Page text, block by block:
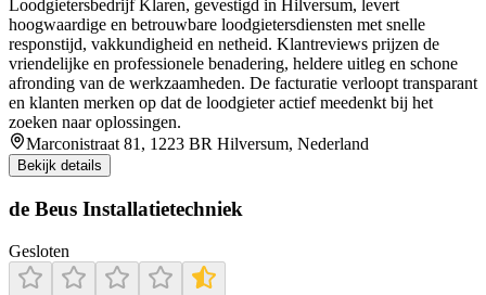
Loodgietersbedrijf Klaren, gevestigd in Hilversum, levert
hoogwaardige en betrouwbare loodgietersdiensten met snelle
responstijd, vakkundigheid en netheid. Klantreviews prijzen de
vriendelijke en professionele benadering, heldere uitleg en schone
afronding van de werkzaamheden. De facturatie verloopt transparant
en klanten merken op dat de loodgieter actief meedenkt bij het
zoeken naar oplossingen.
Marconistraat 81, 1223 BR Hilversum, Nederland
Bekijk details
de Beus Installatietechniek
Gesloten